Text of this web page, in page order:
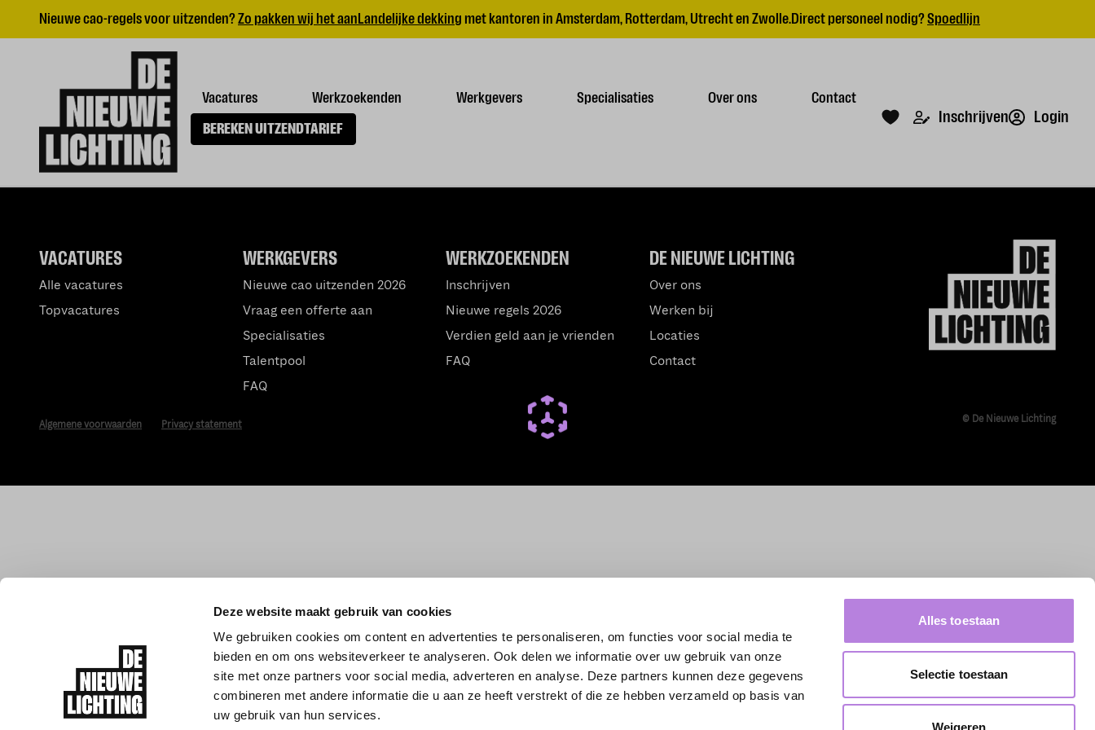
Deze website maakt gebruik van cookies
We gebruiken cookies om content en advertenties te personaliseren, om functies voor social media te
bieden en om ons websiteverkeer te analyseren. Ook delen we informatie over uw gebruik van onze
site met onze partners voor social media, adverteren en analyse. Deze partners kunnen deze gegevens
combineren met andere informatie die u aan ze heeft verstrekt of die ze hebben verzameld op basis van
uw gebruik van hun services.
Alles toestaan
Selectie toestaan
Weigeren
Nieuwe cao-regels voor uitzenden?Zo pakken wij het aanLandelijke dekking met kantoren in Amsterdam, Rotterdam, Utrecht en Zwolle.Direct personeel nodig?Spoedlijn
Vacatures Werkzoekenden Werkgevers Specialisaties Over ons
Contact
BEREKEN UITZENDTARIEF
Inschrijven Login
DE NIEUWE LICHTING
Over ons
Werken bij
Locaties
Contact
WERKZOEKENDEN
Inschrijven
Nieuwe regels 2026
Verdien geld aan je vrienden
FAQ
WERKGEVERS
Nieuwe cao uitzenden 2026
Vraag een offerte aan
Specialisaties
Talentpool
FAQ
VACATURES
Alle vacatures
Topvacatures
Algemene voorwaarden Privacy statement © De Nieuwe Lichting